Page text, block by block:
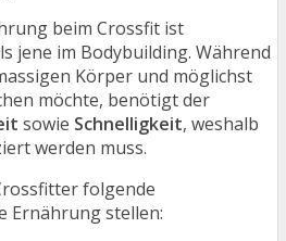
beim Crossfit ist
jene im Bodybuilding. Während
Körper und möglichst
möchte, benötigt der
sowie Schnelligkeit, weshalb
werden muss.
folgende
Ernährung stellen: